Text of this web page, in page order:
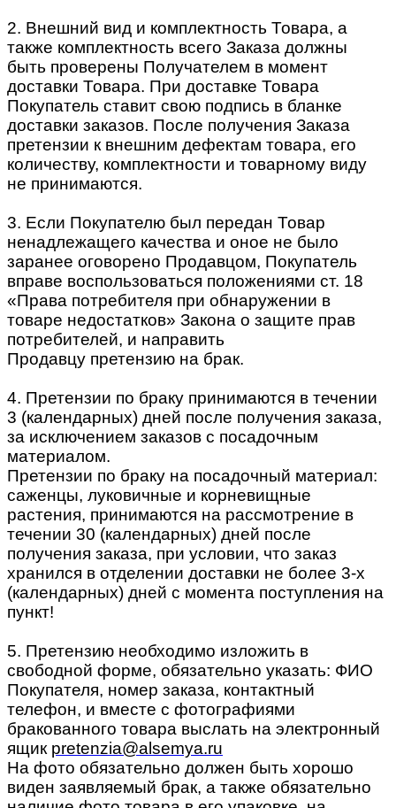
2. Внешний вид и комплектность Товара, а
также комплектность всего Заказа должны
быть проверены Получателем в момент
доставки Товара. При доставке Товара
Покупатель ставит свою подпись в бланке
доставки заказов. После получения Заказа
претензии к внешним дефектам товара, его
количеству, комплектности и товарному виду
не принимаются.
3. Если Покупателю был передан Товар
ненадлежащего качества и оное не было
заранее оговорено Продавцом, Покупатель
вправе воспользоваться положениями ст. 18
«Права потребителя при обнаружении в
товаре недостатков» Закона о защите прав
потребителей, и направить
Продавцу претензию на брак.
4. Претензии по браку принимаются в течении
3 (календарных) дней после получения заказа,
за исключением заказов с посадочным
материалом.
Претензии по браку на посадочный материал:
саженцы, луковичные и корневищные
растения, принимаются на рассмотрение в
течении 30 (календарных) дней после
получения заказа, при условии, что заказ
хранился в отделении доставки не более 3-х
(календарных) дней с момента поступления на
пункт!
5. Претензию необходимо изложить в
свободной форме, обязательно указать: ФИО
Покупателя, номер заказа, контактный
телефон, и вместе с фотографиями
бракованного товара выслать на электронный
ящик pretenzia@alsemya.ru
На фото обязательно должен быть хорошо
виден заявляемый брак, а также обязательно